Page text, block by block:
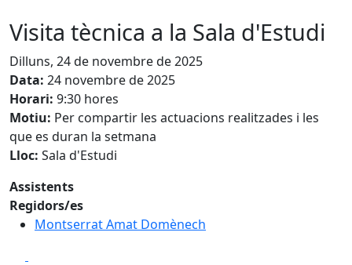
Visita tècnica a la Sala d'Estudi
Dilluns, 24 de novembre de 2025
Data: 24 novembre de 2025
Horari: 9:30 hores
Motiu: Per compartir les actuacions realitzades i les
que es duran la setmana
Lloc: Sala d'Estudi
Assistents
Regidors/es
Montserrat Amat Domènech